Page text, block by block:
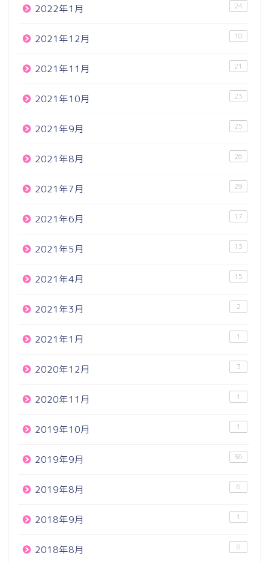
2022年1月 24
2021年12月 18
2021年11月 21
2021年10月 23
2021年9月 25
2021年8月 26
2021年7月 29
2021年6月 17
2021年5月 13
2021年4月 15
2021年3月 2
2021年1月 1
2020年12月 3
2020年11月 1
2019年10月 1
2019年9月 36
2019年8月 6
2018年9月 1
2018年8月 8